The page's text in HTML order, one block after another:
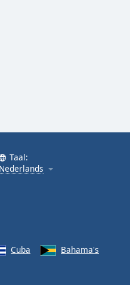
Taal:
Nederlands
Cuba
Bahama's